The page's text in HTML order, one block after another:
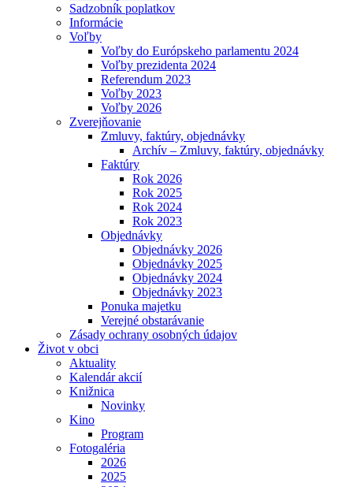
Sadzobník poplatkov
Informácie
Voľby
Voľby do Európskeho parlamentu 2024
Voľby prezidenta 2024
Referendum 2023
Voľby 2023
Voľby 2026
Zverejňovanie
Zmluvy, faktúry, objednávky
Archív – Zmluvy, faktúry, objednávky
Faktúry
Rok 2026
Rok 2025
Rok 2024
Rok 2023
Objednávky
Objednávky 2026
Objednávky 2025
Objednávky 2024
Objednávky 2023
Ponuka majetku
Verejné obstarávanie
Zásady ochrany osobných údajov
Život v obci
Aktuality
Kalendár akcií
Knižnica
Novinky
Kino
Program
Fotogaléria
2026
2025